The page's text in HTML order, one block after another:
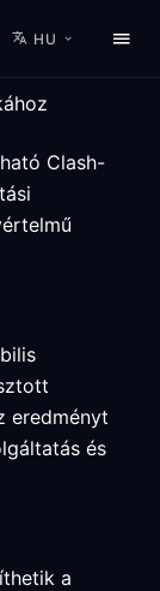
HU
Clash-
eredményt
és
a